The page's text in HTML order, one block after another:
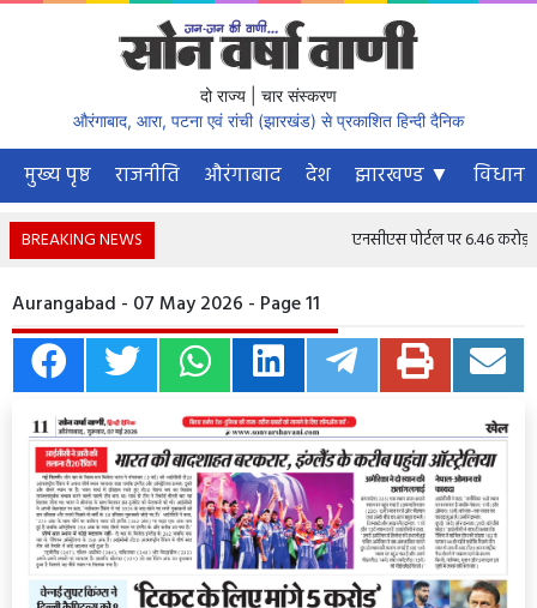
दो राज्य | चार संस्करण
औरंगाबाद, आरा, पटना एवं रांची (झारखंड) से प्रकाशित हिन्दी दैनिक
मुख्य पृष्ठ राजनीति औरंगाबाद देश झारखण्ड ▼
BREAKING NEWS एनसीएस पोर्टल पर 6.46 करोड़
Aurangabad - 07 May 2026 - Page 11